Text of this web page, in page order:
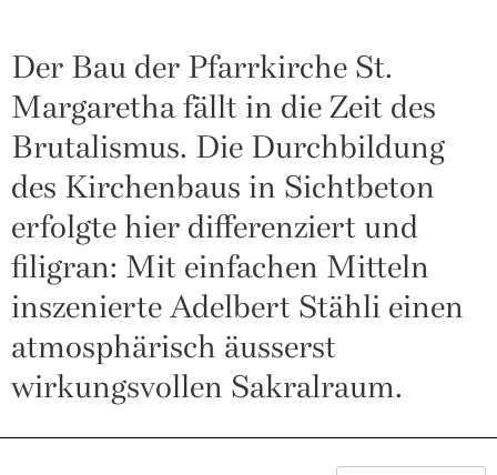
Der Bau der Pfarrkirche St.
Margaretha fällt in die Zeit des
Brutalismus. Die Durchbildung
des Kirchenbaus in Sichtbeton
erfolgte hier differenziert und
filigran: Mit einfachen Mitteln
inszenierte Adelbert Stähli einen
atmosphärisch äusserst
wirkungsvollen Sakralraum.